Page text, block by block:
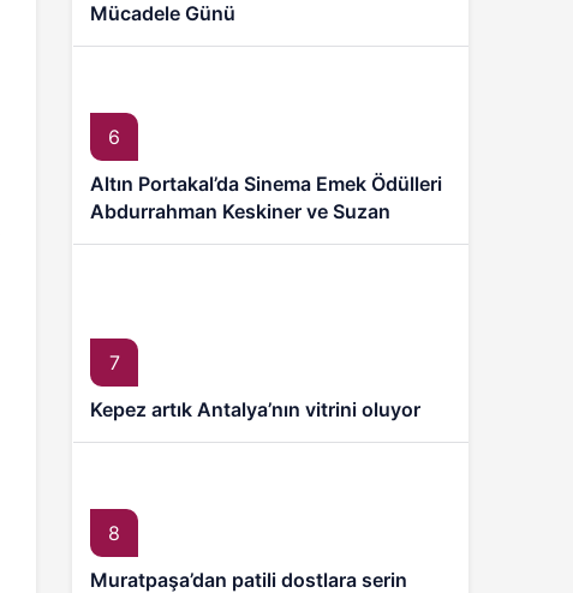
Mücadele Günü
6
Altın Portakal’da Sinema Emek Ödülleri
Abdurrahman Keskiner ve Suzan
Kardeş’e
7
Kepez artık Antalya’nın vitrini oluyor
8
Muratpaşa’dan patili dostlara serin